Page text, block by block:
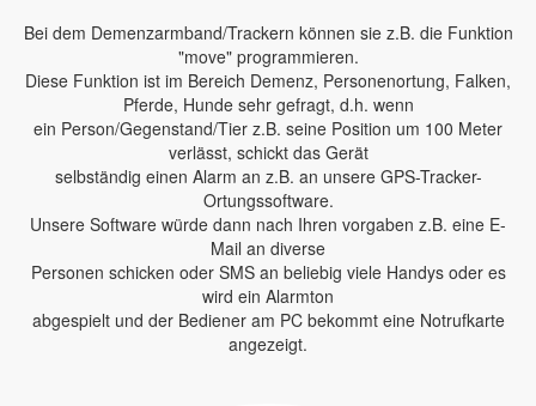
Bei dem Demenzarmband/Trackern können sie z.B. die Funktion
"move" programmieren.
Diese Funktion ist im Bereich Demenz, Personenortung, Falken,
Pferde, Hunde sehr gefragt, d.h. wenn
ein Person/Gegenstand/Tier z.B. seine Position um 100 Meter
verlässt, schickt das Gerät
selbständig einen Alarm an z.B. an unsere GPS-Tracker-
Ortungssoftware.
Unsere Software würde dann nach Ihren vorgaben z.B. eine E-
Mail an diverse
Personen schicken oder SMS an beliebig viele Handys oder es
wird ein Alarmton
abgespielt und der Bediener am PC bekommt eine Notrufkarte
angezeigt.